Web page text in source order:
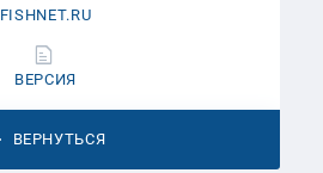
ВЕРНУТЬСЯ
FISHNET.RU
ВЕРСИЯ